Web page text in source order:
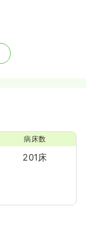
病床数
201床